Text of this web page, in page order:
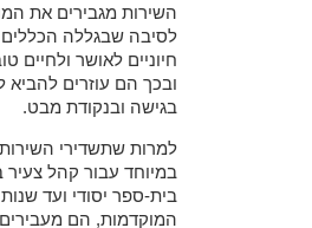
השירות מגבירים את
לסיבה שבגללה
חיוניים לאושר ולחיים
ובכך הם עוזרים להביא
בגישה ובנקודת מבט.
למרות שתשדירי השירות
במיוחד עבור קהל צעיר
המוקדמות, הם